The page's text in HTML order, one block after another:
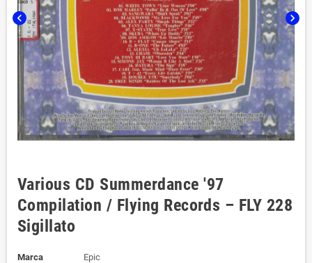
chevron_left chevron_right
Various CD Summerdance '97
Compilation / Flying Records – FLY 228
Sigillato
Marca
Epic